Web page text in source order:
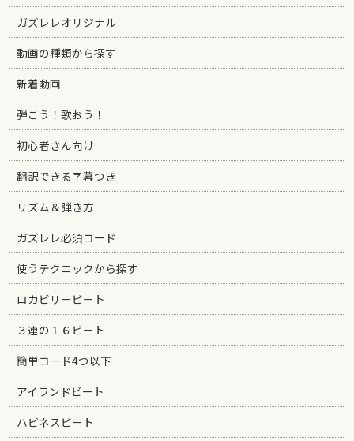
ガズレレオリジナル
動画の種類から探す
新着動画
弾こう！歌おう！
初心者さん向け
翻訳できる字幕つき
リズム＆弾き方
ガズレレ必須コード
使うテクニックから探す
ロカビリービート
３連の１６ビート
簡単コード4つ以下
アイランドビート
ハピネスビート